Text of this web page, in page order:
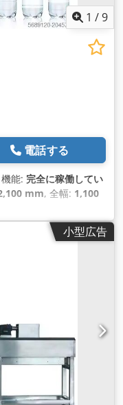
1 /9
電話する
能: 完全に稼働してい
mm, 全幅: 1,100
:
）, 入力電圧:220 V,
小型広告